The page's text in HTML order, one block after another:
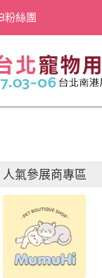
粉絲團
人氣參展商專區